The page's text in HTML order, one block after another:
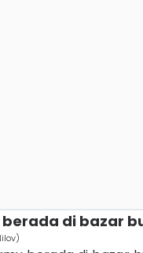
di bazar